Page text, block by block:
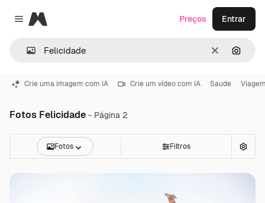
Close menu
Magnific
Limpar
Preços Entrar
Crie uma imagem com IA Crie um vídeo com IA Saude
Fotos Felicidade - Página 2
Fotos Filtros